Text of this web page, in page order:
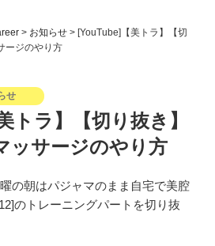
> お知らせ > [YouTube]【美トラ】【切
ージのやり方
せ
トラ】【切り抜き】
ッサージのやり方
の朝はパジャマのまま自宅で美腔
のトレーニングパートを切り抜